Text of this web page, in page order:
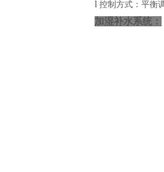
l控制方式：平
加湿补水系统：